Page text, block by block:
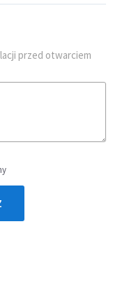
przed otwarciem